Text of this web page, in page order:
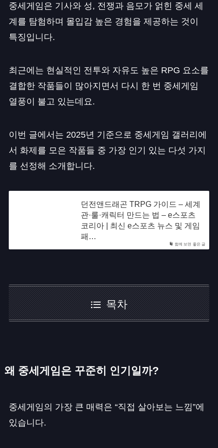
중세게임은 기사와 성, 전쟁과 음모가 얽힌 중세 세
계를 탐험하며 몰입감 높은 경험을 제공하는 것이
특징입니다.
최근에는 현실적인 전투와 자유도 높은 RPG 요소를
결합한 작품들이 많아지면서 다시 한 번 중세게임
열풍이 불고 있는데요.
이번 글에서는 2025년 기준으로 중세게임 갤러리에
서 화제를 모은 작품들 중 가장 인기 있는 다섯 가지
를 선정해 소개합니다.
함께 보면 좋은 글
던전앤드래곤 TRPG 가이드 – 세계
관·룰·캐릭터 만드는 법 – e스포츠
코리아 | 최신 e스포츠 뉴스 및 게임
패…
목차
왜 중세게임은 꾸준히 인기일까?
중세게임의 가장 큰 매력은 “직접 살아보는 느낌”에
있습니다.